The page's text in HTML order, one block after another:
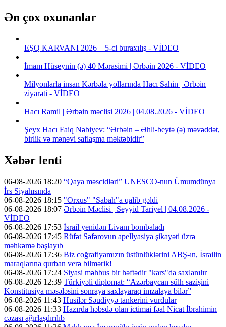
Ən çox oxunanlar
EŞQ KARVANI 2026 – 5-ci buraxılış - VİDEO
İmam Hüseynin (ə) 40 Mərasimi | Ərbəin 2026 - VİDEO
Milyonlarla insan Kərbəla yollarında Hacı Sahin | Ərbəin
ziyarəti - VİDEO
Hacı Ramil | Ərbəin məclisi 2026 | 04.08.2026 - VİDEO
Şeyx Hacı Faiq Nəbiyev: “Ərbəin – Əhli-beytə (ə) məvəddət,
birlik və mənəvi saflaşma məktəbidir”
Xəbər lenti
06-08-2026 18:20 “Qaya məscidləri” UNESCO-nun Ümumdünya
İrs Siyahısında
06-08-2026 18:15 "Orxus" "Sabah"a qalib gəldi
06-08-2026 18:07 Ərbəin Məclisi | Seyyid Tariyel | 04.08.2026 -
VİDEO
06-08-2026 17:53 İsrail yenidən Livanı bombaladı
06-08-2026 17:45 Rüfət Səfərovun apellyasiya şikayəti üzrə
məhkəmə başlayıb
06-08-2026 17:36 Biz coğrafiyamızın üstünlüklərini ABŞ-ın, İsrailin
maraqlarına qurban verə bilmərik!
06-08-2026 17:24 Siyasi məhbus bir həftədir "kars"da saxlanılır
06-08-2026 12:39 Türkiyəli diplomat: “Azərbaycan sülh sazişini
Konstitusiya məsələsini sonraya saxlayaraq imzalaya bilər”
06-08-2026 11:43 Husilər Səudiyyə tankerini vurdular
06-08-2026 11:33 Hazırda həbsdə olan ictimai fəal Nicat İbrahimin
cəzası ağırlaşdırılıb